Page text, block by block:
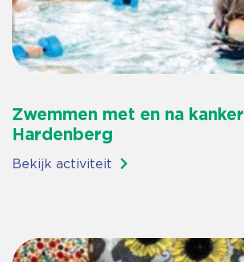
Zwemmen met en na kanker
Hardenberg
Bekijk activiteit